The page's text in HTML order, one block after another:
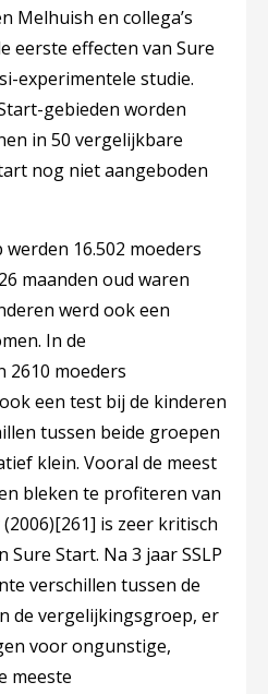
Melhuish en collega’s
eerste effecten van Sure
experimentele studie.
gebieden worden
in 50 vergelijkbare
nog niet aangeboden
16.502 moeders
maanden oud waren
werd ook een
In de
2610 moeders
een test bij de kinderen
tussen beide groepen
klein. Vooral de meest
bleken te profiteren van
[261] is zeer kritisch
Start. Na 3 jaar SSLP
verschillen tussen de
de vergelijkingsgroep, er
voor ongunstige,
meeste